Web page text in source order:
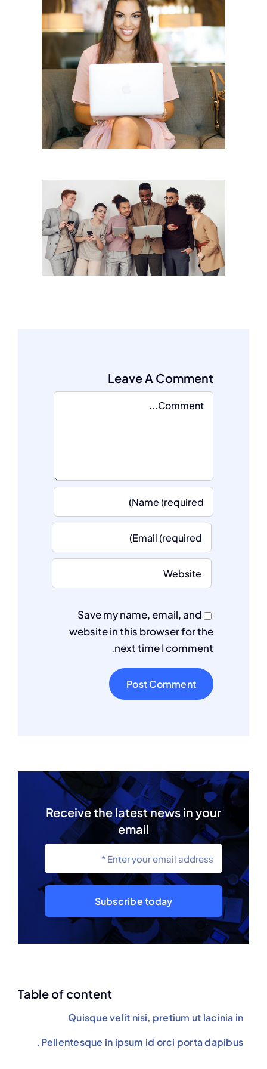
Leave A Comment
Save my name, email, and
website in this browser for the
next time I comment.
Receive the latest news in your
email
Subscribe today
Table of content
Quisque velit nisi, pretium ut lacinia in
Pellentesque in ipsum id orci porta dapibus.